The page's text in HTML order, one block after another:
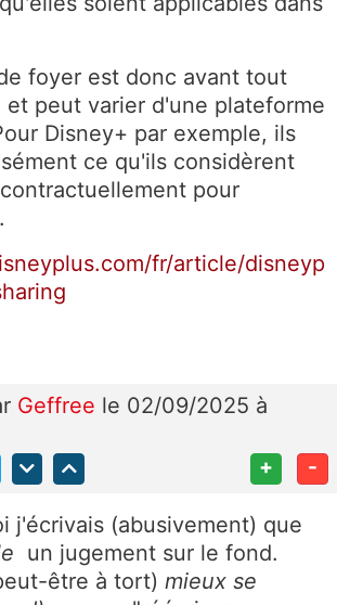
foyer est donc avant tout
peut varier d'une plateforme
Disney+ par exemple, ils
ce qu'ils considèrent
pour
fr/article/disneyp
Geffree le 02/09/2025 à
+ -
j'écrivais (abusivement) que
un jugement sur le fond.
être à tort) mieux se